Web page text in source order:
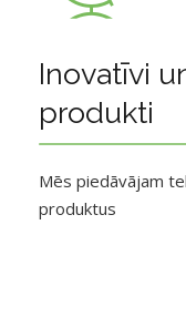
Inovatīvi
produkti
Mēs piedāvājam
produktus